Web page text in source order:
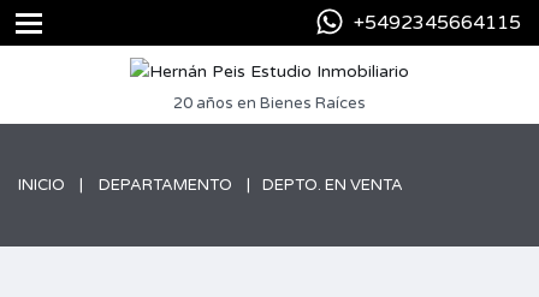
+5492345664115
20 años en Bienes Raíces
INICIO DEPARTAMENTO DEPTO. EN VENTA